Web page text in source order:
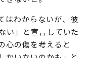
いう。というの
に裏切られたショッ
きないと。
はわからないが、彼